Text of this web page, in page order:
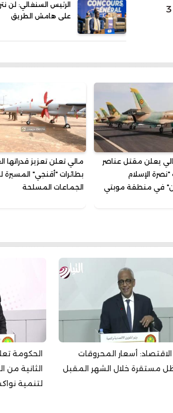
إجازته السنوية في اليونان اعتبارا من 3
الرئيس السنغالي: لن
على هامش الطريق
يعلن مقتل عناصر
الإسلام
في منطقة موبتي
مالي تعلن تعزيز قدراتها
بطائرات "أقنجي" المسيرة
الجماعات المسلحة
الاقتصاد: أسعار المحروقات
مستقرة خلال الشهر المقبل
الحكومة
الثانية من
لتنمية